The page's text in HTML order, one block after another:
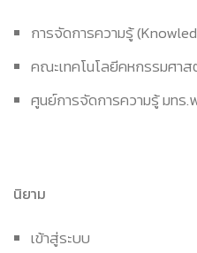
การจัดการความรู้
คณะเทคโนโลยีคหกรรมศา
ศูนย์การจัดการความรู้ มทร.
นิยาม
เข้าสู่ระบบ